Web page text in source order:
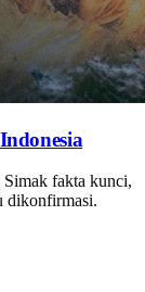
fakta kunci,
dikonfirmasi.